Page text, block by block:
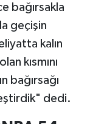
bağırsakla
geçişin
kalın
kısmını
bağırsağı
dedi.